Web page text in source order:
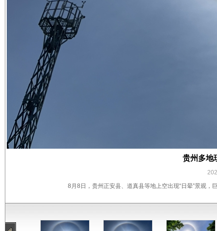
贵州多地
8月8日，贵州正安县、道真县等地上空出现“日晕”景观